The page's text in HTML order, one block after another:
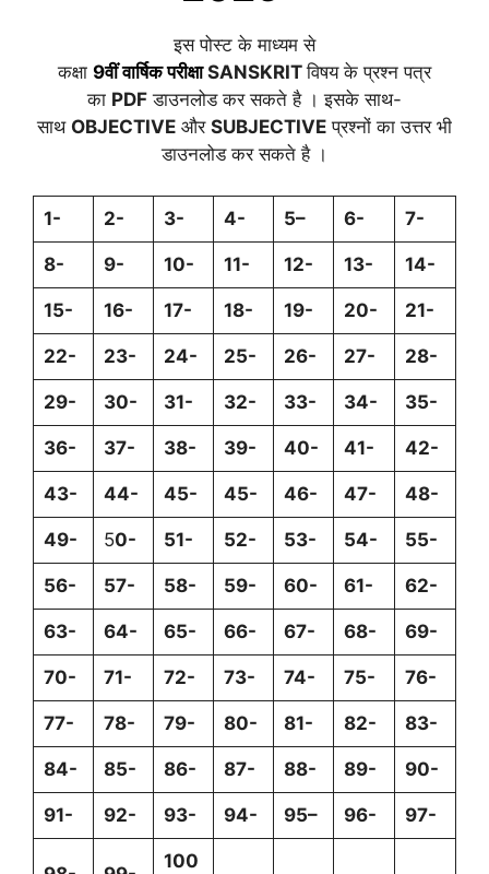
इस पोस्ट के माध्यम से
कक्षा 9वीं वार्षिक परीक्षाSANSKRITविषय के प्रश्न पत्र
का PDF डाउनलोड कर सकते है । इसके साथ-
साथ OBJECTIVE और SUBJECTIVE प्रश्नों का उत्तर भी
डाउनलोड कर सकते है ।
1- 2- 3- 4- 5– 6- 7-
8- 9- 10- 11- 12- 13- 14-
15- 16- 17- 18- 19- 20- 21-
22- 23- 24- 25- 26- 27- 28-
29- 30- 31- 32- 33- 34- 35-
36- 37- 38- 39- 40- 41- 42-
43- 44- 45- 45- 46- 47- 48-
49- 50- 51- 52- 53- 54- 55-
56- 57- 58- 59- 60- 61- 62-
63- 64- 65- 66- 67- 68- 69-
70- 71- 72- 73- 74- 75- 76-
77- 78- 79- 80- 81- 82- 83-
84- 85- 86- 87- 88- 89- 90-
91- 92- 93- 94- 95– 96- 97-
100